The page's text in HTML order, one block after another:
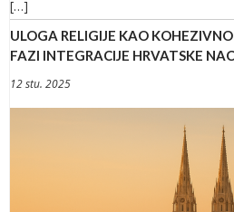
[…]
ULOGA RELIGIJE KAO
FAZI INTEGRACIJE HRVATSKE
12 stu. 2025